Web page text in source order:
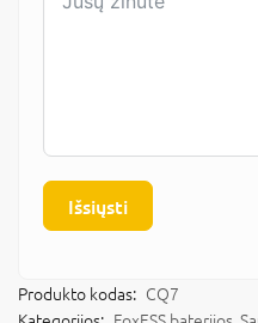
Išsiųsti
Produkto kodas: CQ7